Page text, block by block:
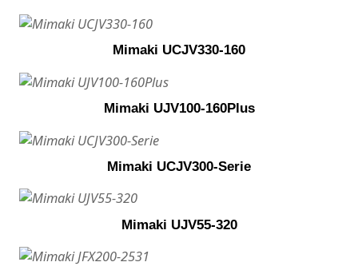
Mimaki UCJV330-160
Mimaki UJV100-160Plus
Mimaki UCJV300-Serie
Mimaki UJV55-320